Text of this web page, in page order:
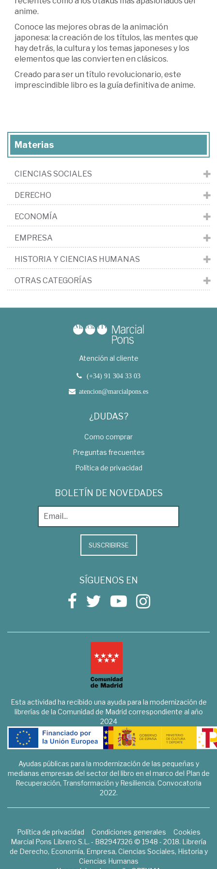
anime.
Conoce las mejores obras de la animación
japonesa: la creación de los títulos, las mentes que
hay detrás, la cultura y los temas japoneses y los
elementos que las convierten en clásicos.
Creado para ser un título revolucionario, este
imprescindible libro es la guía definitiva de anime.
Materias
CIENCIAS SOCIALES
DERECHO
ECONOMÍA
EMPRESA
HISTORIA Y CIENCIAS HUMANAS
OTRAS CATEGORÍAS
Atención al cliente
(+34) 91 304 33 03
atencion@marcialpons.es
¿DUDAS?
Como comprar
Preguntas frecuentes
Política de privacidad
BOLETÍN DE NOVEDADES
SUSCRIBIRSE
SÍGUENOS EN
Esta actividad ha recibido una ayuda para la modernización de
librerías de la Comunidad de Madrid correspondiente al año
2024
Ayudas públicas para la modernización de las pequeñas y
medianas empresas del sector del libro en el marco del Plan de
Recuperación, Transformación y Resiliencia. Convocatoria
2022.
Política de privacidad Condiciones generales
Cookies
Marcial Pons Librero S.L. - B82947326 © 1948 - 2018. Librería
de Derecho, Economía, Empresa, Ciencias Sociales, Historia y
Ciencias Humanas